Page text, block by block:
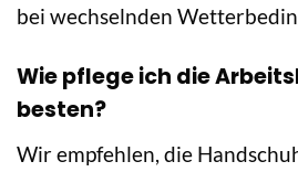
bei wechselnden
Wie pflege ich die
besten?
Wir empfehlen, die